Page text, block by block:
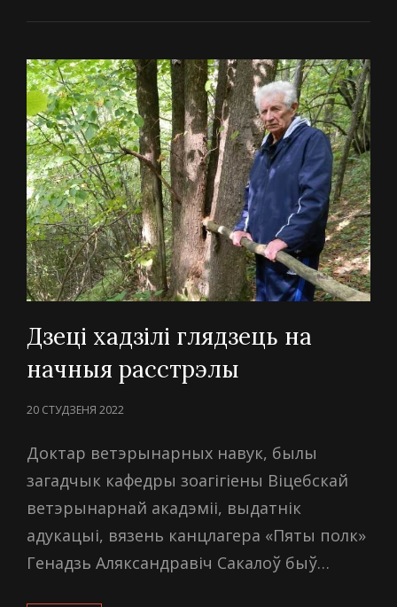
САБЕ
НА
ГЭТАЙ
ПАЛЯНЕ
Дзеці хадзілі глядзець на
начныя расстрэлы
POSTED
20 СТУДЗЕНЯ 2022
Доктар ветэрынарных навук, былы
загадчык кафедры зоагігіены Віцебскай
ветэрынарнай акадэміі, выдатнік
адукацыі, вязень канцлагера «Пяты полк»
Генадзь Аляксандравіч Сакалоў быў…